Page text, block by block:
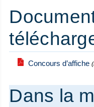
Concours d’affiche
Dans la